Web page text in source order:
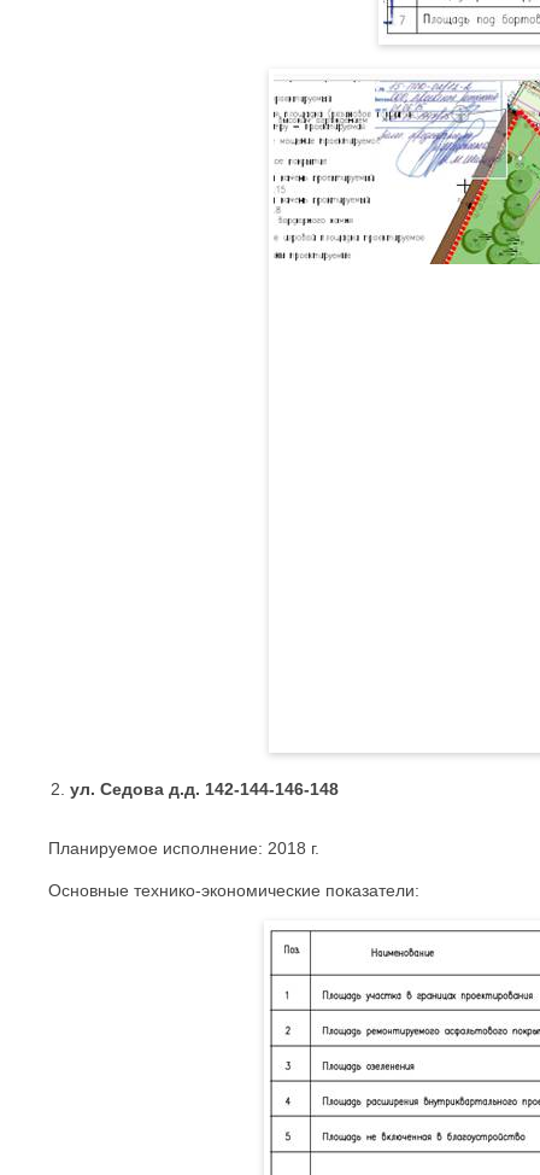
ул. Седова д.д. 142-144-146-148
Планируемое исполнение: 2018 г.
Основные технико-экономические показатели: